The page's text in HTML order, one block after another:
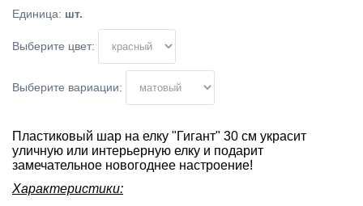
Единица: шт.
Выберите цвет:
Выберите вариации:
Пластиковый шар на елку "Гигант" 30 см украсит
уличную или интерьерную елку и подарит
замечательное новогоднее настроение!
Характеристики: